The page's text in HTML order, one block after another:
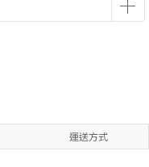
運送方式